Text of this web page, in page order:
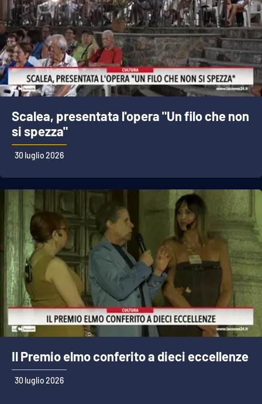
Scalea, presentata l'opera "Un filo che non
si spezza"
30 luglio 2026
Il Premio elmo conferito a dieci eccellenze
30 luglio 2026